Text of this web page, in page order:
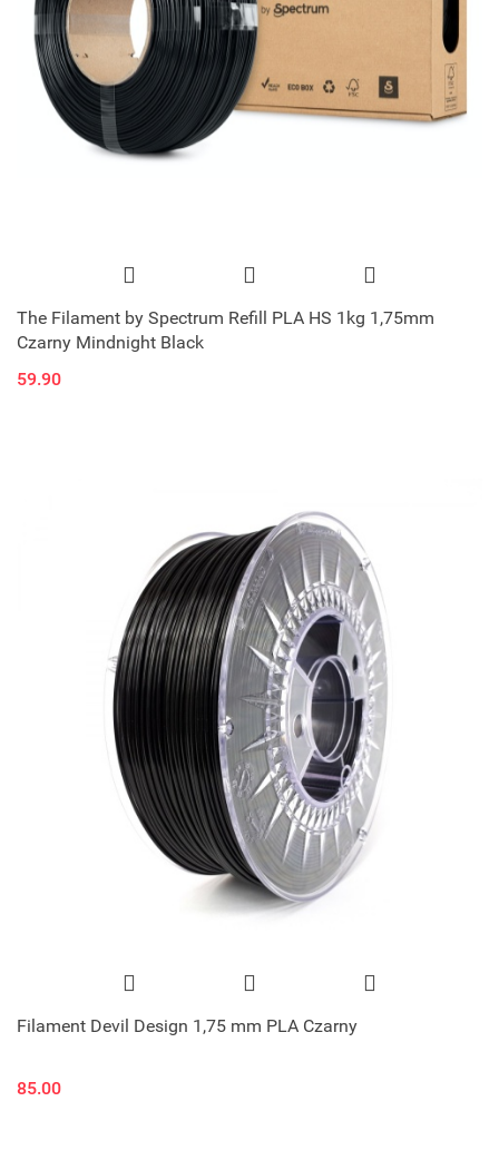
The Filament by Spectrum Refill PLA HS 1kg 1,75mm
Czarny Mindnight Black
59.90
Filament Devil Design 1,75 mm PLA Czarny
85.00